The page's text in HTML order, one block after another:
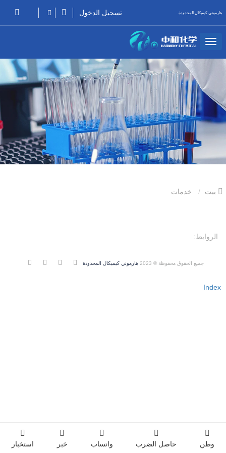
تسجيل الدخول هارموني كيميكال المحدودة
الروابط:
جميع الحقوق محفوظة © 2023 هارموني كيميكال المحدودة
Index
وطن حاصل الضرب واتساب خبر استخبار